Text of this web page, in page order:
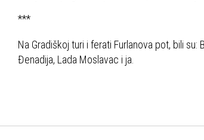
***
Na Gradiškoj turi i ferati Furlanova pot, bili su:
Đenadija, Lada Moslavac i ja.